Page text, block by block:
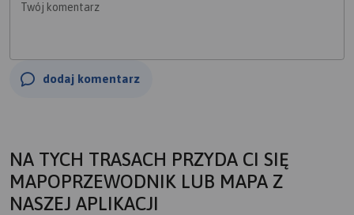
Twój komentarz
dodaj komentarz
NA TYCH TRASACH PRZYDA CI SIĘ
MAPOPRZEWODNIK LUB MAPA Z
NASZEJ APLIKACJI